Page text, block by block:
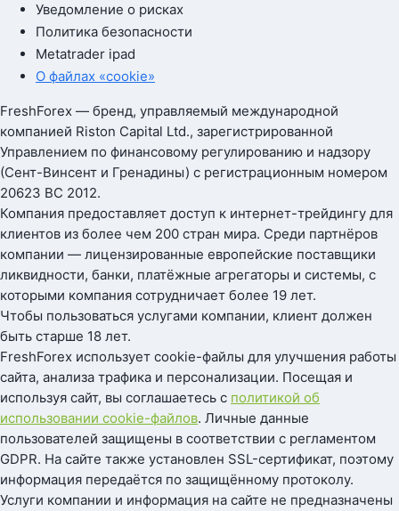
Уведомление о рисках
Политика безопасности
Metatrader ipad
О файлах «cookie»
FreshForex — бренд, управляемый международной
компанией Riston Capital Ltd., зарегистрированной
Управлением по финансовому регулированию и надзору
(Сент-Винсент и Гренадины) с регистрационным номером
20623 BC 2012.
Компания предоставляет доступ к интернет-трейдингу для
клиентов из более чем 200 стран мира. Среди партнёров
компании — лицензированные европейские поставщики
ликвидности, банки, платёжные агрегаторы и системы, с
которыми компания сотрудничает более 19 лет.
Чтобы пользоваться услугами компании, клиент должен
быть старше 18 лет.
FreshForex использует cookie-файлы для улучшения работы
сайта, анализа трафика и персонализации. Посещая и
используя сайт, вы соглашаетесь с политикой об
использовании cookie-файлов. Личные данные
пользователей защищены в соответствии с регламентом
GDPR. На сайте также установлен SSL-сертификат, поэтому
информация передаётся по защищённому протоколу.
Услуги компании и информация на сайте не предназначены